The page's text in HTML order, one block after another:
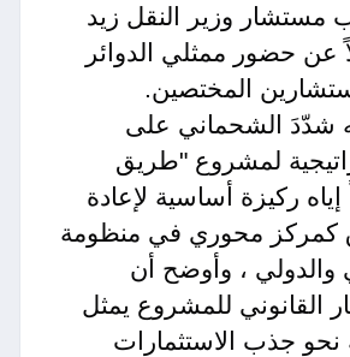
مستشار وزير النقل زيد
عن حضور ممثلي الدوائر
المختصين.
شدّدَ الشحماني على
لمشروع "طريق
إياه ركيزة أساسية لإعادة
كمركز محوري في منظومة
والدولي ، وأوضح أن
القانوني للمشروع يمثل
جذب الاستثمارات